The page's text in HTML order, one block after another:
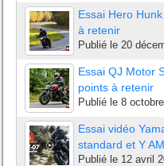
Essai Hero
à retenir
Publié le 20
Essai QJ Motor
points à retenir
Publié le 8
Essai vidéo
standard et Y
Publié le 12 avril